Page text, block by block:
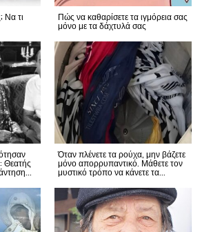
Να τι Πώς να καθαρίσετε τα ιγμόρεια σας
μόνο με τα δάχτυλά σας
Θεατής
Όταν πλένετε τα ρούχα, μην βάζετε
μόνο απορρυπαντικό. Μάθετε τον
μυστικό τρόπο να κάνετε τα...